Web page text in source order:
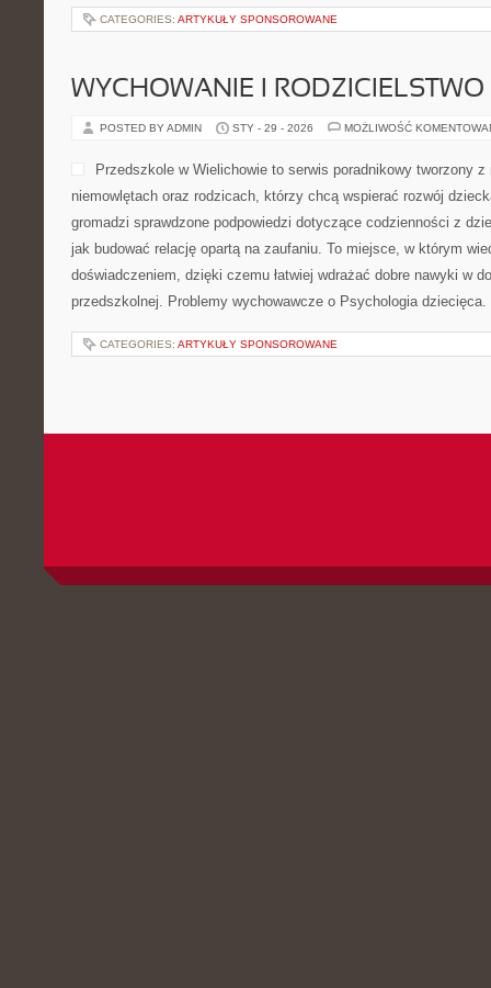
CATEGORIES: ARTYKUŁY SPONSOROWANE
WYCHOWANIE I RODZICIELSTWO
POSTED BY ADMIN STY - 29 - 2026 MOŻLIWOŚĆ
Przedszkole w Wielichowie to serwis poradnikowy tworzony
niemowlętach oraz rodzicach, którzy chcą wspierać rozwój
gromadzi sprawdzone podpowiedzi dotyczące codzienności z
jak budować relację opartą na zaufaniu. To miejsce, w którym
doświadczeniem, dzięki czemu łatwiej wdrażać dobre nawyki w
przedszkolnej. Problemy wychowawcze o Psychologia
CATEGORIES: ARTYKUŁY SPONSOROWANE